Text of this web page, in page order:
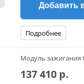
Добавить
Подробнее
Модуль зажигания
137 410 р.